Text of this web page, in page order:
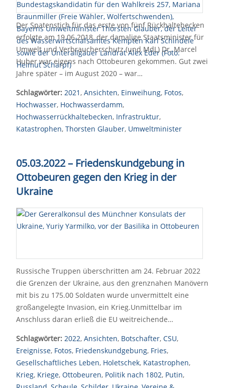
Der Spatenstich für das erste von fünf Rückhaltebecken
erfolgte am 19.06.2018, der damalige Staatsminister für
Umwelt und Verbraucherschutz (und MdL) Dr. Marcel
Huber war eigens nach Ottobeuren gekommen. Gut zwei
Jahre später – im August 2020 – war…
Schlagwörter: 2021, Ansichten, Einweihung, Fotos,
Hochwasser, Hochwasserdamm,
Hochwasserrückhaltebecken, Infrastruktur,
Katastrophen, Thorsten Glauber, Umweltminister
05.03.2022 – Friedenskundgebung in
Ottobeuren gegen den Krieg in der
Ukraine
Russische Truppen überschritten am 24. Februar 2022
die Grenzen der Ukraine, aus den grenznahen Manövern
mit bis zu 175.00 Soldaten wurde unvermittelt eine
großangelegte Invasion, ein Krieg.Unmittelbar im
Anschluss daran erließ die EU weitreichende…
Schlagwörter: 2022, Ansichten, Botschafter, CSU,
Ereignisse, Fotos, Friedenskundgebung, Fries,
Gesellschaftliches Leben, Holetschek, Katastrophen,
Krieg, Kriege, Ottobeuren, Politik nach 1802, Putin,